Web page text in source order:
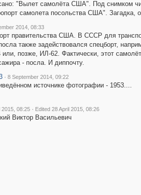
"Вылет самолёта США". Под снимком
самолета посольства США". Загадка,
2014, 08:33
правительства США. В СССР для
также задействовался спецборт,
или, позже, ИЛ-62. Фактически, этот
- посла. И диппочту.
· 8 September 2014, 09:22
источнике фотографии - 1953....
2015, 08:25 · Edited 28 April 2015, 08:26
Виктор Васильевич